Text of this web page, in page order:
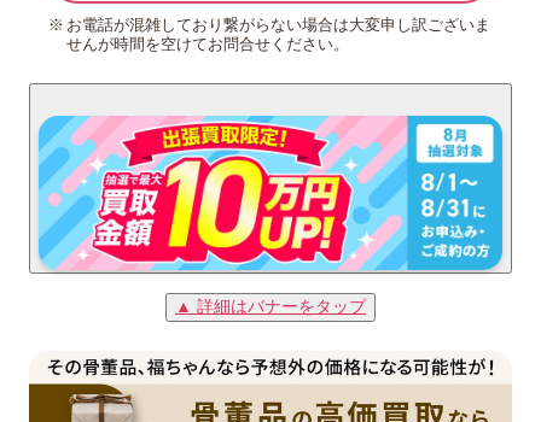
お電話が混雑しており繋がらない場合は大変申し訳ございま
せんが時間を空けてお問合せください。
▲ 詳細はバナーをタップ